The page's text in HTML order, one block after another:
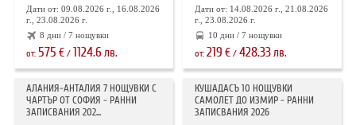
Дати от: 09.08.2026 г., 16.08.2026
г., 23.08.2026 г.
8 дни / 7 нощувки
от: 575 €/ 1124.6лв.
Дати от: 14.08.2026 г., 21.08.2026
г., 23.08.2026 г.
10 дни / 7 нощувки
от:219 € /428.33лв.
АЛАНИЯ-АНТАЛИЯ 7 НОЩУВКИ С
ЧАРТЪР ОТ СОФИЯ - РАННИ
ЗАПИСВАНИЯ 202...
КУШАДАСЪ 10 НОЩУВКИ
САМОЛЕТ ДО ИЗМИР - РАННИ
ЗАПИСВАНИЯ 2026